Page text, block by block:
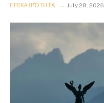
ΕΠΙΚΑΙΡΌΤΗΤΑ July 28, 2026